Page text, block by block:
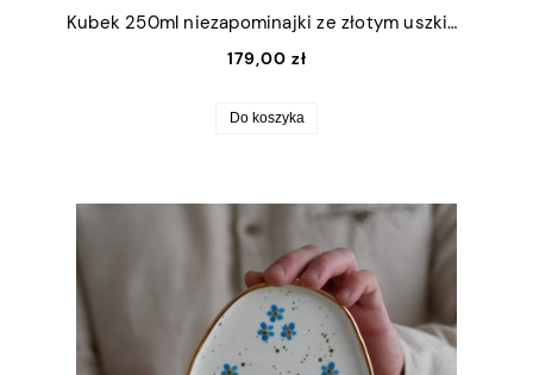
Kubek 250ml niezapominajki ze złotym uszkiem + talerzyk 12,5cm
179,00 zł
Do koszyka